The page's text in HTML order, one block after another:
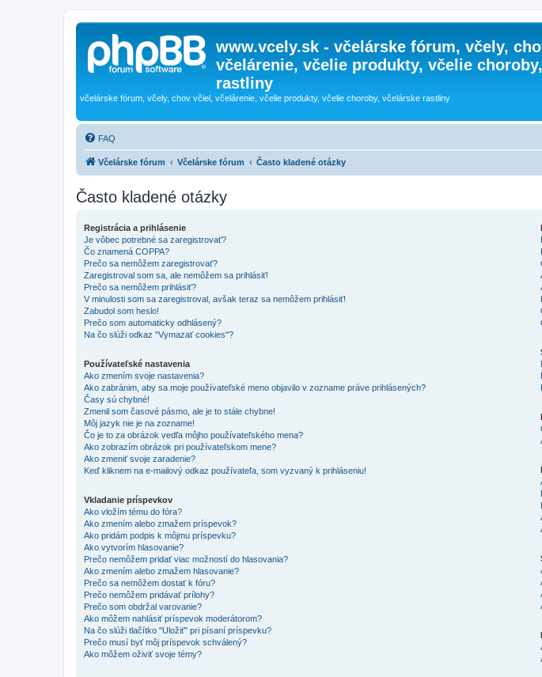
www.vcely.sk - včelárske fórum, včely,
včelárenie, včelie produkty, včelie
rastliny
včelárske fórum, včely, chov včiel, včelárenie, včelie produkty, včelie choroby, včelárske rastliny
FAQ
Včelárske fórum Včelárske fórum Často kladené otázky
Často kladené otázky
Registrácia a prihlásenie
Je vôbec potrebné sa zaregistrovať?
Čo znamená COPPA?
Prečo sa nemôžem zaregistrovať?
Zaregistroval som sa, ale nemôžem sa prihlásiť!
Prečo sa nemôžem prihlásiť?
V minulosti som sa zaregistroval, avšak teraz sa nemôžem prihlásiť!
Zabudol som heslo!
Prečo som automaticky odhlásený?
Na čo slúži odkaz "Vymazať cookies"?
Používateľské nastavenia
Ako zmením svoje nastavenia?
Ako zabránim, aby sa moje používateľské meno objavilo v zozname práve prihlásených?
Časy sú chybné!
Zmenil som časové pásmo, ale je to stále chybne!
Môj jazyk nie je na zozname!
Čo je to za obrázok vedľa môjho používateľského mena?
Ako zobrazím obrázok pri používateľskom mene?
Ako zmeniť svoje zaradenie?
Keď kliknem na e-mailový odkaz používateľa, som vyzvaný k prihláseniu!
Vkladanie príspevkov
Ako vložím tému do fóra?
Ako zmením alebo zmažem príspevok?
Ako pridám podpis k môjmu príspevku?
Ako vytvorím hlasovanie?
Prečo nemôžem pridať viac možností do hlasovania?
Ako zmením alebo zmažem hlasovanie?
Prečo sa nemôžem dostať k fóru?
Prečo nemôžem pridávať prílohy?
Prečo som obdržal varovanie?
Ako môžem nahlásiť príspevok moderátorom?
Na čo slúži tlačítko "Uložiť" pri písaní príspevku?
Prečo musí byť môj príspevok schválený?
Ako môžem oživiť svoje témy?